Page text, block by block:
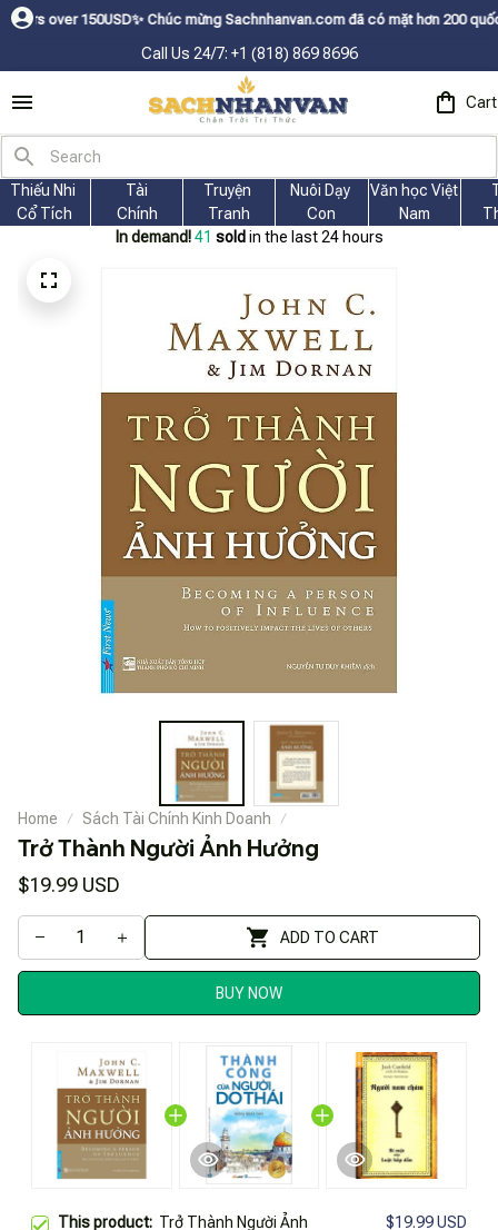
ㅤ✨Chúc mừng Sachnhanvan.com đã có mặt hơn 200 quốc gia như
Call Us 24/7: +1 (818) 869 8696
Cart
Thiếu Nhi
Cổ Tích
Tài
Chính
Truyện
Tranh
Nuôi Dạy
Con
Văn học Việt
Nam
In demand! 41 sold in the last 24 hours
Home Sách Tài Chính Kinh Doanh
Trở Thành Người Ảnh Hưởng
$19.99 USD
ADD TO CART
BUY NOW
This product: Trở Thành Người Ảnh
$19.99 USD